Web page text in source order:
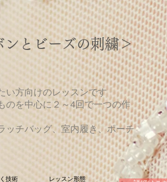
ンとビーズの刺繍＞
い方向けのレッスンです
のを中心に２～4回で一つの作
ッチバッグ、室内履き、ポーチ
技術 レッスン形態